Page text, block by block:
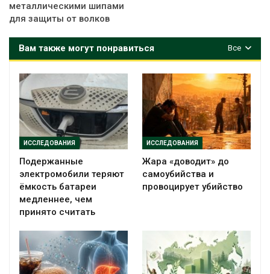
металлическими шипами
для защиты от волков
Все
Вам также могут понравиться
ИССЛЕДОВАНИЯ
Подержанные
электромобили теряют
ёмкость батареи
медленнее, чем
принято считать
ИССЛЕДОВАНИЯ
Жара «доводит» до
самоубийства и
провоцирует убийство